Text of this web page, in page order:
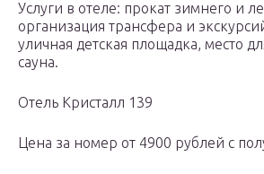
Услуги в отеле: прокат зимнего и
организация трансфера и
уличная детская площадка, место
сауна.
Отель Кристалл 139
Цена за номер от 4900 рублей с